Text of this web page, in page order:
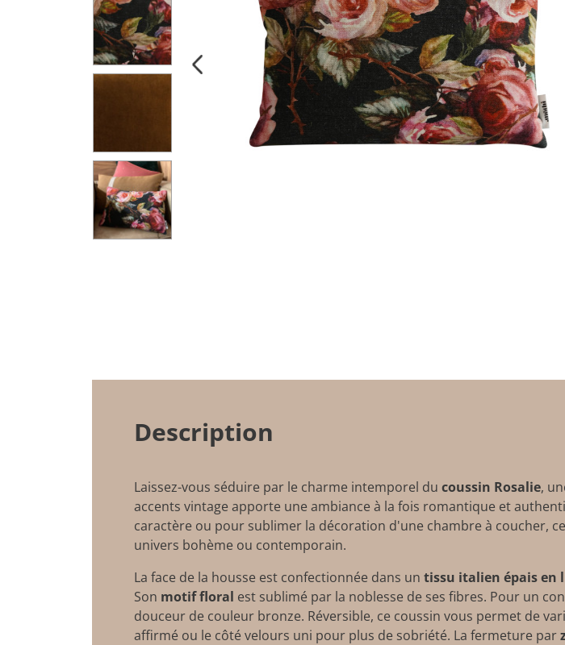
Description
Laissez-vous séduire par le charme intemporel du coussin Rosalie,
accents vintage apporte une ambiance à la fois romantique et
caractère ou pour sublimer la décoration d'une chambre à coucher, ce
univers bohème ou contemporain.
La face de la housse est confectionnée dans un tissu italien épais en
Son motif floral est sublimé par la noblesse de ses fibres. Pour un
douceur de couleur bronze. Réversible, ce coussin vous permet de
affirmé ou le côté velours uni pour plus de sobriété. La fermeture par